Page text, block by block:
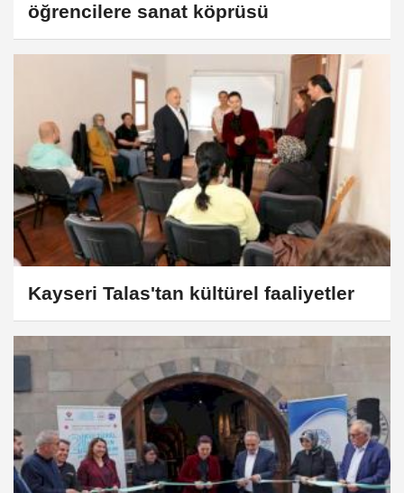
öğrencilere sanat köprüsü
Kayseri Talas'tan kültürel faaliyetler